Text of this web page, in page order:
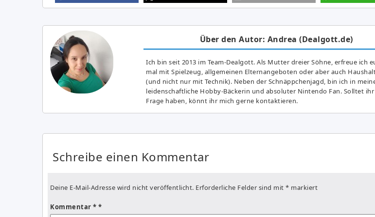
Über den Autor: Andrea (Dealgott.de)
Ich bin seit 2013 im Team-Dealgott. Als Mutter dreier Söhne, erfreue ich
mal mit Spielzeug, allgemeinen Elternangeboten oder aber auch
(und nicht nur mit Technik). Neben der Schnäppchenjagd, bin ich in
leidenschaftliche Hobby-Bäckerin und absoluter Nintendo Fan. Solltet
Frage haben, könnt ihr mich gerne kontaktieren.
Schreibe einen Kommentar
Deine E-Mail-Adresse wird nicht veröffentlicht. Erforderliche Felder sind mit * markiert
Kommentar *